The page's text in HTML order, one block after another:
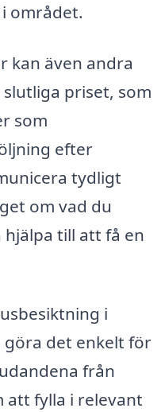
området.
kan även andra
priset, som
som
efter
tydligt
om vad du
till att få en
i
göra det enkelt för
från
att fylla i relevant